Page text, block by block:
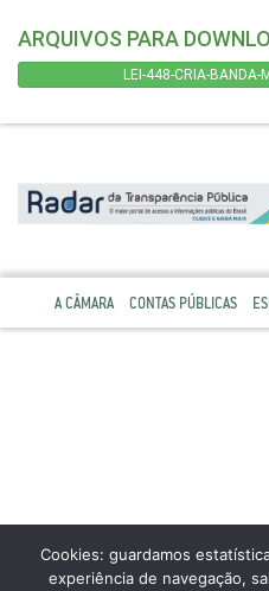
ARQUIVOS PARA
LEI-448-CRIA-BANDA-
A CÂMARA CONTAS PÚBLICAS
Cookies: guardamos
experiência de navegação,